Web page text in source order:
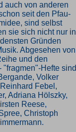
auch von anderen
seit den Pfau-
sind selbst
sie sich nicht nur in
Gründen
Abgesehen von
und den
"fragmen"-Hefte sind
Volker
Febel,
Adriana Hölszky,
Reese,
Christoph